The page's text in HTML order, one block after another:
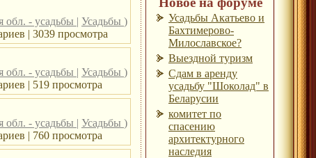
обл. - усадьбы | Усадьбы )
| 3039 просмотра
обл. - усадьбы | Усадьбы )
| 519 просмотра
обл. - усадьбы | Усадьбы )
| 760 просмотра
Усадьбы Акатьево и
Бахтимерово-
Милославское?
Выездной туризм
Сдам в аренду
усадьбу "Шоколад" в
Беларусии
комитет по
спасению
архитектурного
наследия